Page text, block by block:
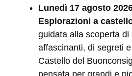
Lunedì 17 agosto
Esplorazioni a
guidata alla scoperta di
affascinanti, di segreti
Castello del
pensata per grandi e